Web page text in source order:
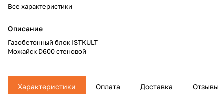
Все характеристики
Описание
Газобетонный блок ISTKULT
Можайск D600 стеновой
Характеристики Оплата Доставка Отзывы